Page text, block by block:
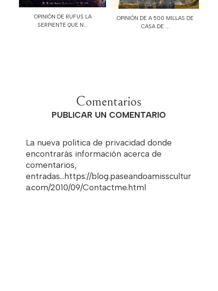
OPINIÓN DE RUFUS LA
SERPIENTE QUE N...
OPINIÓN DE A 500 MILLAS DE
CASA DE ...
Comentarios
PUBLICAR UN COMENTARIO
La nueva politica de privacidad donde
encontrarás información acerca de
comentarios,
entradas...https://blog.paseandoamisscultur
a.com/2010/09/Contactme.html